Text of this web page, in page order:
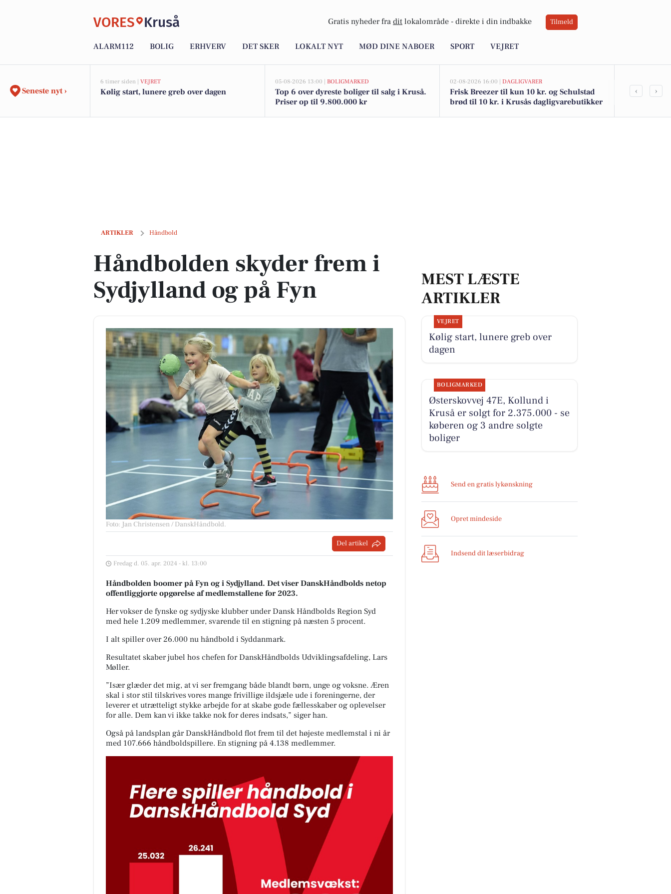
VORES Kruså Gratis nyheder fra dit lokalområde - direkte i din indbakke Tilmeld
ALARM112 BOLIG ERHVERV DET SKER LOKALT NYT MØD DINE NABOER SPORT VEJRET
Seneste nyt ›
6 timer siden | VEJRET
Kølig start, lunere greb over dagen
05-08-2026 13:00 | BOLIGMARKED
Top 6 over dyreste boliger til salg i Kruså.
Priser op til 9.800.000 kr
02-08-2026 16:00 | DAGLIGVARER
Frisk Breezer til kun 10 kr. og Schulstad
brød til 10 kr. i Krusås dagligvarebutikker
‹ ›
ARTIKLER Håndbold
Håndbolden skyder frem i Sydjylland og på Fyn
Håndbolden skyder frem i
Sydjylland og på Fyn
Foto: Jan Christensen / DanskHåndbold.
Del artikel
Fredag d. 05. apr. 2024 - kl. 13:00
Håndbolden boomer på Fyn og i Sydjylland. Det viser DanskHåndbolds netop
offentliggjorte opgørelse af medlemstallene for 2023.
Her vokser de fynske og sydjyske klubber under Dansk Håndbolds Region Syd
med hele 1.209 medlemmer, svarende til en stigning på næsten 5 procent.
I alt spiller over 26.000 nu håndbold i Syddanmark.
Resultatet skaber jubel hos chefen for DanskHåndbolds Udviklingsafdeling, Lars
Møller.
”Især glæder det mig, at vi ser fremgang både blandt børn, unge og voksne. Æren
skal i stor stil tilskrives vores mange frivillige ildsjæle ude i foreningerne, der
leverer et utrætteligt stykke arbejde for at skabe gode fællesskaber og oplevelser
for alle. Dem kan vi ikke takke nok for deres indsats,” siger han.
Også på landsplan går DanskHåndbold flot frem til det højeste medlemstal i ni år
med 107.666 håndboldspillere. En stigning på 4.138 medlemmer.
MEST LÆSTE
ARTIKLER
VEJRET
Kølig start, lunere greb over
dagen
BOLIGMARKED
Østerskovvej 47E, Kollund i
Kruså er solgt for 2.375.000 - se
køberen og 3 andre solgte
boliger
Send en gratis lykønskning
Opret mindeside
Indsend dit læserbidrag